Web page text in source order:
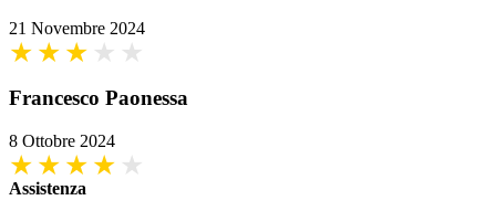
21 Novembre 2024
Francesco Paonessa
8 Ottobre 2024
Assistenza